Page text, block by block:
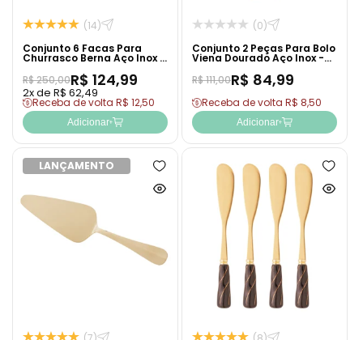
(14)
Conjunto 6 Facas Para
Churrasco Berna Aço Inox -
R$ 250,00R$ 124,99
2x de R$ 62,49
Receba de volta R$ 12,50
Adicionar
(0)
Conjunto 2 Peças Para Bolo
Viena Dourado Aço Inox -
R$ 111,00R$ 84,99
Receba de volta R$ 8,50
Adicionar
Adicionar
à
lista
Ver
LANÇAMENTO
à
lista
Ver